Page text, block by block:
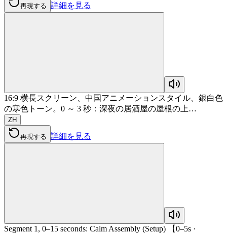
再現する 詳細を見る
16:9 横長スクリーン、中国アニメーションスタイル、銀白色
の寒色トーン。0 ～ 3 秒：深夜の居酒屋の屋根の上…
ZH
再現する 詳細を見る
Segment 1, 0–15 seconds: Calm Assembly (Setup) 【0–5s ·